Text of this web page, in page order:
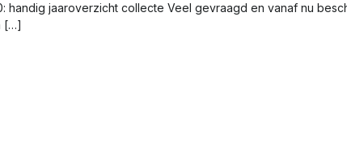
handig jaaroverzicht collecte Veel gevraagd en vanaf nu
[…]